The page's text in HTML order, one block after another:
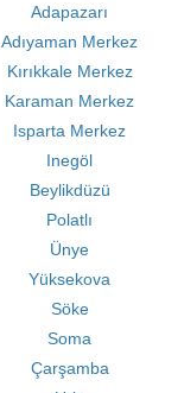
Adapazarı
Adıyaman Merkez
Kırıkkale Merkez
Karaman Merkez
Isparta Merkez
Inegöl
Beylikdüzü
Polatlı
Ünye
Yüksekova
Söke
Soma
Çarşamba